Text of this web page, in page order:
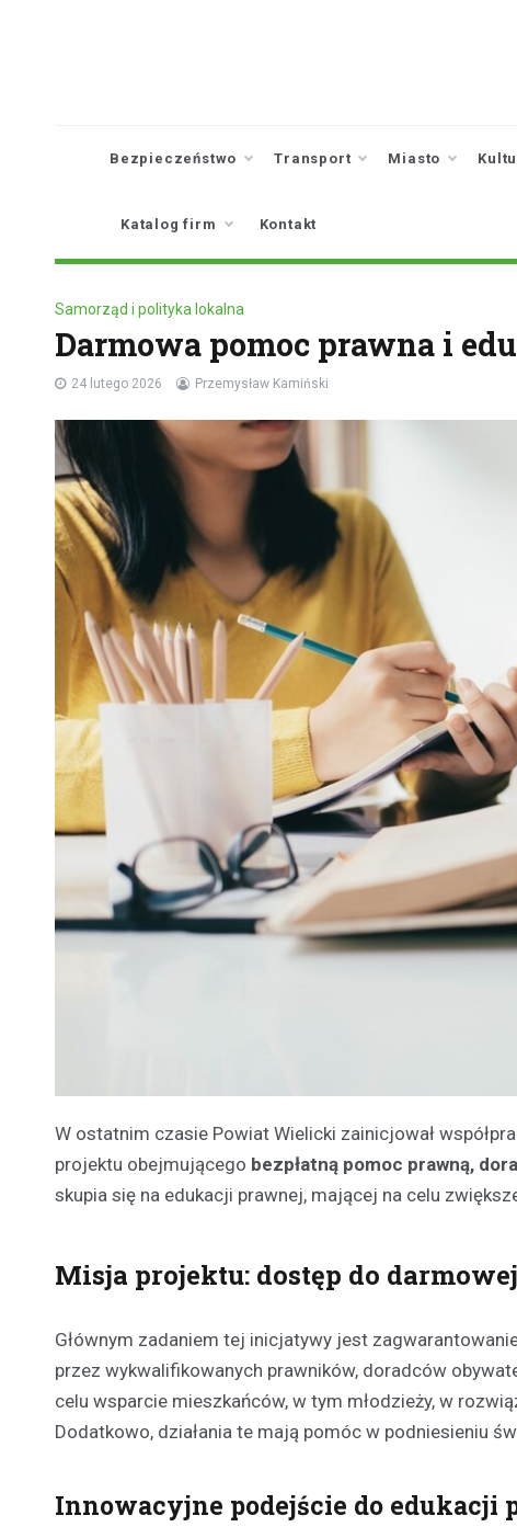
Bezpieczeństwo Transport Miasto
Katalog firm Kontakt
Samorząd i polityka lokalna
Darmowa pomoc prawna i
24 lutego 2026 Przemysław Kamiński
W ostatnim czasie Powiat Wielicki zainicjował
projektu obejmującego bezpłatną pomoc prawną,
skupia się na edukacji prawnej, mającej na celu
Misja projektu: dostęp do
Głównym zadaniem tej inicjatywy jest
przez wykwalifikowanych prawników, doradców
celu wsparcie mieszkańców, w tym młodzieży, w
Dodatkowo, działania te mają pomóc w podniesieniu
Innowacyjne podejście do edukacji